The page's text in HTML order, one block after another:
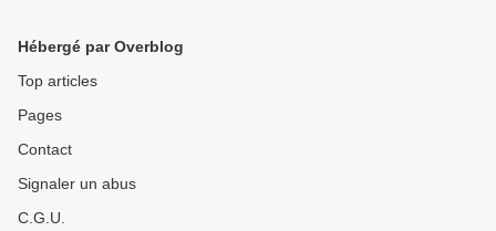
Hébergé par Overblog
Top articles
Pages
Contact
Signaler un abus
C.G.U.